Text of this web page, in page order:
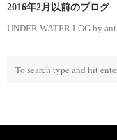
2016年2月以前のブログ
UNDER WATER LOG by ant